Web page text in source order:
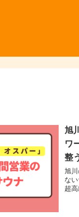
旭
ワ
整
旭
な
超